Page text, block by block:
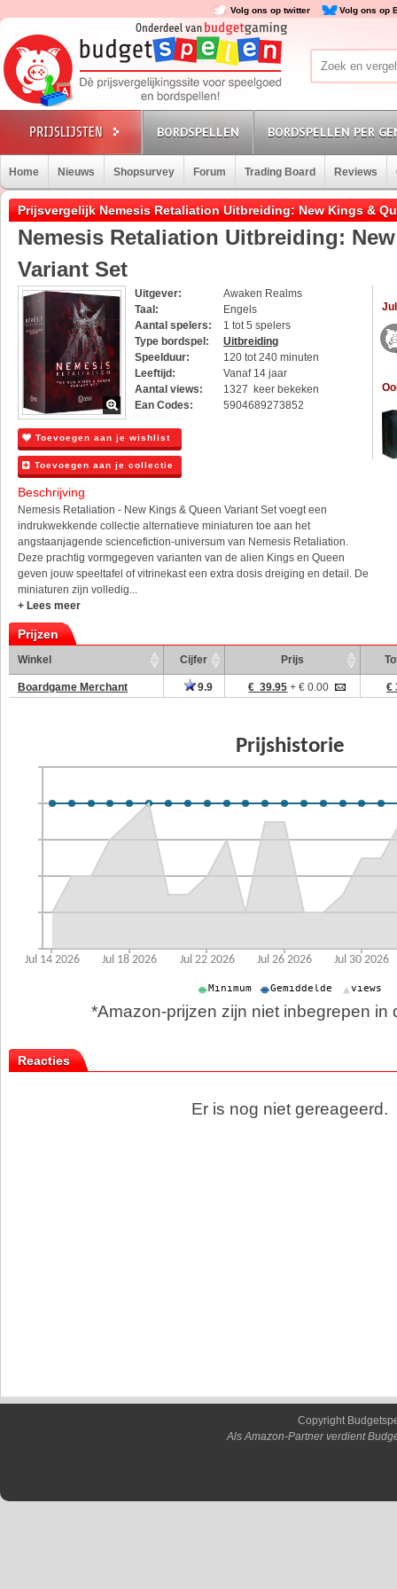
Volg ons op twitter Volg ons op
BORDSPELLEN BORDSPELLEN PER
Home Nieuws Shopsurvey Forum Trading Board Reviews
Prijsvergelijk Nemesis Retaliation Uitbreiding: New Kings &
Nemesis Retaliation Uitbreiding:
Variant Set
Uitgever:
Awaken Realms
Taal:
Engels
Aantal spelers:
1 tot 5 spelers
Type bordspel:
Uitbreiding
Speelduur:
120 tot 240 minuten
Leeftijd:
Vanaf 14 jaar
Aantal views:
1327 keer bekeken
Ean Codes:
5904689273852
Toevoegen aan je wishlist
Toevoegen aan je collectie
Beschrijving
Nemesis Retaliation - New Kings & Queen Variant Set voegt een
indrukwekkende collectie alternatieve miniaturen toe aan het
angstaanjagende sciencefiction-universum van Nemesis Retaliation.
Deze prachtig vormgegeven varianten van de alien Kings en Queen
geven jouw speeltafel of vitrinekast een extra dosis dreiging en detail. De
miniaturen zijn volledig...
+ Lees meer
Prijzen
Winkel Cijfer Prijs
Boardgame Merchant 9.9 € 39.95 + € 0.00 €
*Amazon-prijzen zijn niet inbegrepen in
Reacties
Er is nog niet gereageerd.
Copyright
Als Amazon-Partner verdient